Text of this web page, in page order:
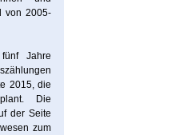
von 2005-
Jahre
2015, die
Die
der Seite
zum